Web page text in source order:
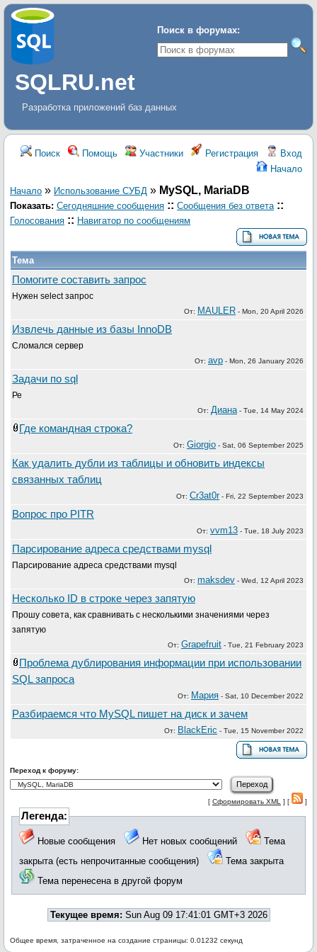
Поиск в форумах:
SQLRU.net
Разработка приложений баз данных
Поиск Помощь Участники Регистрация
Вход
Начало
Начало » Использование СУБД » MySQL, MariaDB
Показать: Сегодняшние сообщения :: Сообщения без ответа ::
Голосования :: Навигатор по сообщениям
Тема
Помогите составить запрос
Нужен select запрос
От: MAULER - Mon, 20 April 2026
Извлечь данные из базы InnoDB
Сломался сервер
От: avp - Mon, 26 January 2026
Задачи по sql
Ре
От: Диана - Tue, 14 May 2024
Где командная строка?
От: Giorgio - Sat, 06 September 2025
Как удалить дубли из таблицы и обновить индексы
связанных таблиц
От: Cr3at0r- Fri, 22 September 2023
Вопрос про PITR
От: vvm13 - Tue, 18 July 2023
Парсирование адреса средствами mysql
Парсирование адреса средствами mysql
От: maksdev - Wed, 12 April 2023
Несколько ID в строке через запятую
Прошу совета, как сравнивать с несколькими значениями через
запятую
От: Grapefruit - Tue, 21 February 2023
Проблема дублирования информации при использовании
SQL запроса
От: Мария - Sat, 10 December 2022
Разбираемся что MySQL пишет на диск и зачем
От: BlackEric - Tue, 15 November 2022
Переход к форуму:
[ Сформировать XML ] [ ]
Легенда:
Новые сообщения Нет новых сообщений
Тема
закрыта (есть непрочитанные сообщения)
Тема закрыта
Тема перенесена в другой форум
Текущее время: Sun Aug 09 17:41:01 GMT+3 2026
Общее время, затраченное на создание страницы: 0.01232 секунд